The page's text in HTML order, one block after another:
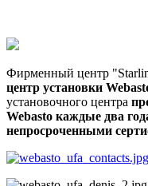
Фирменный центр
центр установки
установочного центра
Webasto каждые два
непросроченными